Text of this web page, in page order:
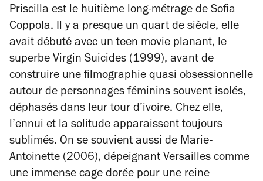
Priscilla est le huitième long-métrage de Sofia
Coppola. Il y a presque un quart de siècle, elle
avait débuté avec un teen movie planant, le
superbe Virgin Suicides (1999), avant de
construire une filmographie quasi obsessionnelle
autour de personnages féminins souvent isolés,
déphasés dans leur tour d’ivoire. Chez elle,
l’ennui et la solitude apparaissent toujours
sublimés. On se souvient aussi de Marie-
Antoinette (2006), dépeignant Versailles comme
une immense cage dorée pour une reine